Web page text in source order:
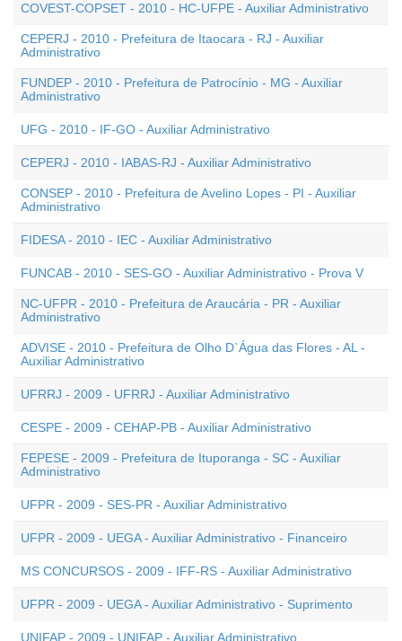
COVEST-COPSET - 2010 - HC-UFPE - Auxiliar Administrativo
CEPERJ - 2010 - Prefeitura de Itaocara - RJ - Auxiliar
Administrativo
FUNDEP - 2010 - Prefeitura de Patrocínio - MG - Auxiliar
Administrativo
UFG - 2010 - IF-GO - Auxiliar Administrativo
CEPERJ - 2010 - IABAS-RJ - Auxiliar Administrativo
CONSEP - 2010 - Prefeitura de Avelino Lopes - PI - Auxiliar
Administrativo
FIDESA - 2010 - IEC - Auxiliar Administrativo
FUNCAB - 2010 - SES-GO - Auxiliar Administrativo - Prova V
NC-UFPR - 2010 - Prefeitura de Araucária - PR - Auxiliar
Administrativo
ADVISE - 2010 - Prefeitura de Olho D`Água das Flores - AL -
Auxiliar Administrativo
UFRRJ - 2009 - UFRRJ - Auxiliar Administrativo
CESPE - 2009 - CEHAP-PB - Auxiliar Administrativo
FEPESE - 2009 - Prefeitura de Ituporanga - SC - Auxiliar
Administrativo
UFPR - 2009 - SES-PR - Auxiliar Administrativo
UFPR - 2009 - UEGA - Auxiliar Administrativo - Financeiro
MS CONCURSOS - 2009 - IFF-RS - Auxiliar Administrativo
UFPR - 2009 - UEGA - Auxiliar Administrativo - Suprimento
UNIFAP - 2009 - UNIFAP - Auxiliar Administrativo